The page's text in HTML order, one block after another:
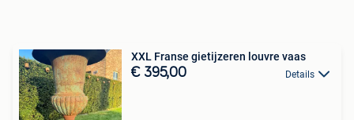
XXL Franse gietijzeren louvre vaas
€ 395,00 Details